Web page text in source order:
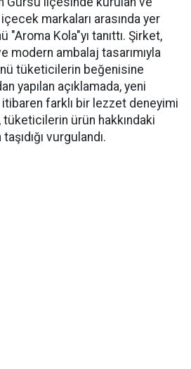
markaları arasında yer
"Aroma Kola"yı tanıttı. Şirket,
modern ambalaj tasarımıyla
tüketicilerin beğenisine
yapılan açıklamada, yeni
itibaren farklı bir lezzet deneyimi
ürün hakkındaki
vurgulandı.